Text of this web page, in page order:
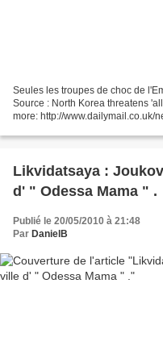
Seules les troupes de choc de
Source : North Korea threatens
more: http://www.dailymail.co.uk/
Likvidatsaya :
d' " Odessa Mama " .
Publié le 20/05/2010 à 21:48
Par DanielB